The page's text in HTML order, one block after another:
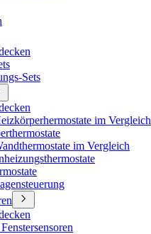
Sets
im Vergleich
im Vergleich